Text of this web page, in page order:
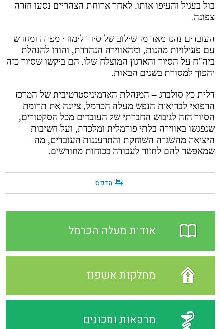
בול בעגיל והעיפו אותו. לאחר ארוחת הצהריים נסעו חזרה
צפונה.
העובדים נהנו מאד מהשילוב של סיור לימודי מפרה ומחדש
עם פעילויות מהנות, ומהאווירה הנהדרת, והודו להנהלת
ביה"ח על הסיור והארגון המוצלח שלו. הם ביקשו שסיור כזה
יהפוך למסורת בשנים הבאות.
דלית כץ סולברג – המנהלת האדמיניסטרטיבית של המרכז
הרפואי לבריאות הנפש מעלה הכרמל, ציינה את תרומת
הסיור הזה לגיבוש החברתי של העובדים מכל הסקטורים,
שנפגשו באווירה בלתי פורמלית ומלכדת, ועל חשיבות
היציאה מהשגרה השוחקת והתרעננות העובדים, מה
שמאפשר להם לחזור לעבודה בכוחות מחודשים.
הדפס
אודות מעלה הכרמל
מחלקות אשפוז
מרפאות ומכונים